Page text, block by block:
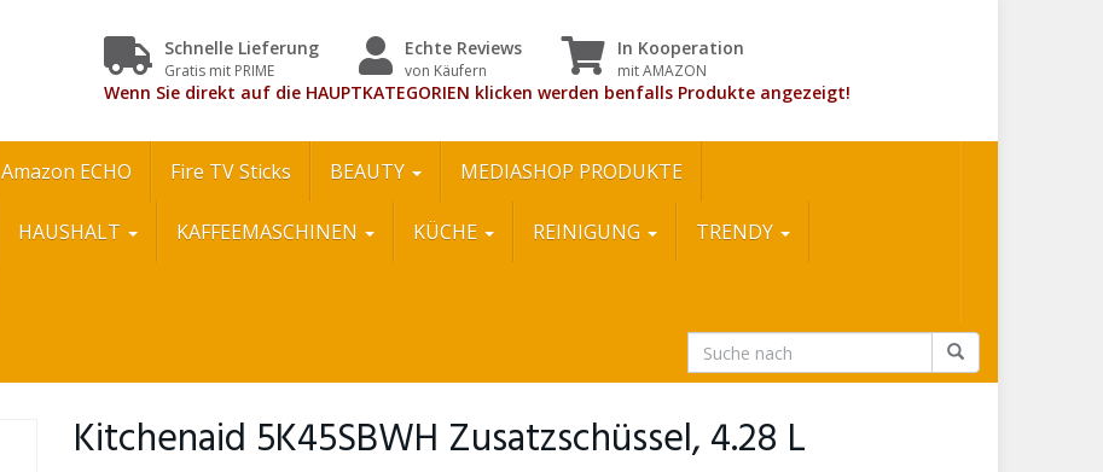
Schnelle Lieferung
Gratis mit PRIME
Echte Reviews
von Käufern
In Kooperation
mit AMAZON
Wenn Sie direkt auf die HAUPTKATEGORIEN klicken werden benfalls Produkte angezeigt!
Amazon ECHO Fire TV Sticks BEAUTY MEDIASHOP PRODUKTE
HAUSHALT KAFFEEMASCHINEN KÜCHE REINIGUNG TRENDY
Kitchenaid 5K45SBWH Zusatzschüssel, 4.28 L